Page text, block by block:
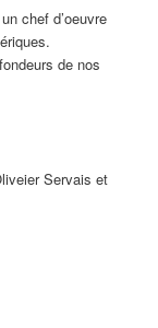
chef d’oeuvre
de nos
Servais et